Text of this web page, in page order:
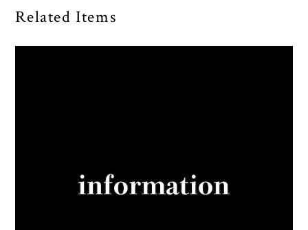
Related Items